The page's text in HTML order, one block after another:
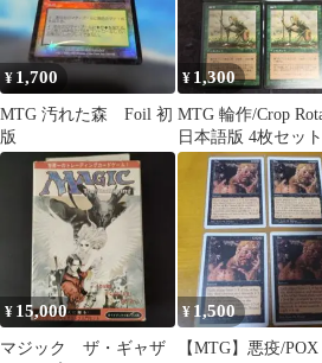
¥ 1,700
MTG 汚れた森 Foil 初
版
¥ 1,300
MTG 輪作/Crop
日本語版 4枚セット
ULG
¥ 15,000
マジック ザ・ギャザ
¥ 1,500
【MTG】悪疫/